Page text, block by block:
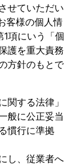
せていただい
客様の個人情
項にいう「個
護を重大責務
方針のもとで
関する法律」
般に公正妥当
慣行に準拠
し、従業者へ